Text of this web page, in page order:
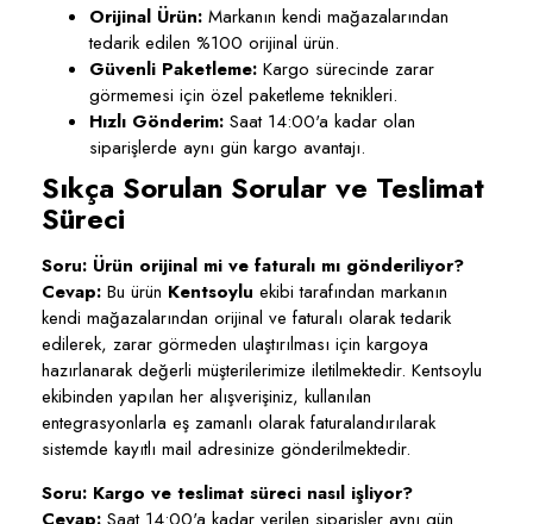
Orijinal Ürün: Markanın kendi mağazalarından
tedarik edilen %100 orijinal ürün.
Güvenli Paketleme: Kargo sürecinde zarar
görmemesi için özel paketleme teknikleri.
Hızlı Gönderim: Saat 14:00'a kadar olan
siparişlerde aynı gün kargo avantajı.
Sıkça Sorulan Sorular ve Teslimat
Süreci
Soru: Ürün orijinal mi ve faturalı mı gönderiliyor?
Cevap: Bu ürün Kentsoylu ekibi tarafından markanın
kendi mağazalarından orijinal ve faturalı olarak tedarik
edilerek, zarar görmeden ulaştırılması için kargoya
hazırlanarak değerli müşterilerimize iletilmektedir. Kentsoylu
ekibinden yapılan her alışverişiniz, kullanılan
entegrasyonlarla eş zamanlı olarak faturalandırılarak
sistemde kayıtlı mail adresinize gönderilmektedir.
Soru: Kargo ve teslimat süreci nasıl işliyor?